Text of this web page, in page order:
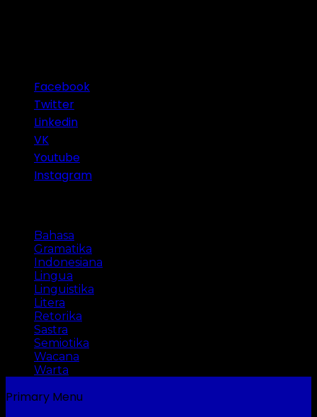
Facebook
Twitter
Linkedin
VK
Youtube
Instagram
Bahasa
Gramatika
Indonesiana
Lingua
Linguistika
Litera
Retorika
Sastra
Semiotika
Wacana
Warta
Primary Menu